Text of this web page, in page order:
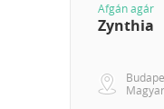
Afgán agár
Zynthia